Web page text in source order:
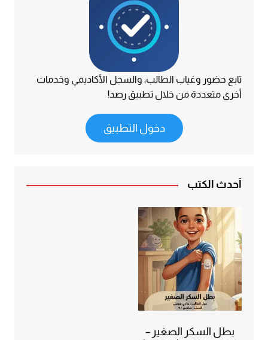
تابع حضور وغياب الطالب، والسجل الأكاديمي وخدمات
أخرى متعددة من خلال تطبيق رصد!
دخول التطبيق
أحدث الكتب
بطل السكر الصغير –